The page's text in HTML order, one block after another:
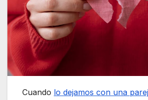
Cuando lo dejamos con una